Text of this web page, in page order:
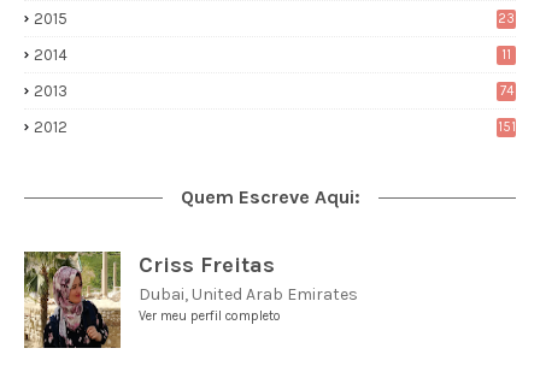
2015 23
2014 11
2013 74
2012 151
Quem Escreve Aqui:
Criss Freitas
Dubai, United Arab Emirates
Ver meu perfil completo